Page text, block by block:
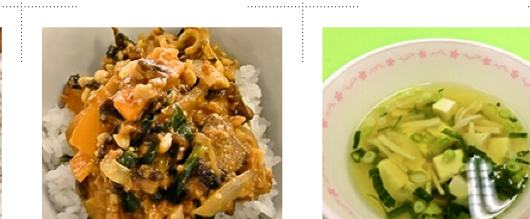
【只今休売中】スクールかにボール
全学栄 枝豆とじゃこの元気ボール
全学栄 野菜ミックスボール
全学栄 ニューミートップ
検索